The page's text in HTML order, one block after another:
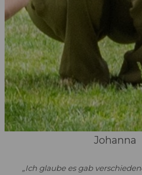
Johanna
„Ich glaube es gab